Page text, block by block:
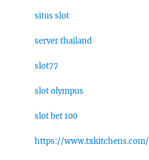
situs slot
server thailand
slot77
slot olympus
slot bet 100
https://www.txkitchens.com/